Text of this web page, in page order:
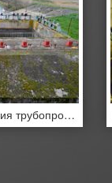
Клапаны для открывания трубопроводов водонасосной станции.